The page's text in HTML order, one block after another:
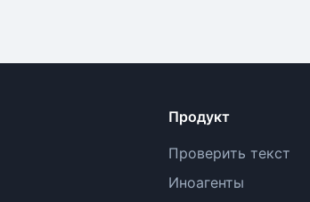
Продукт
Проверить текст
Иноагенты